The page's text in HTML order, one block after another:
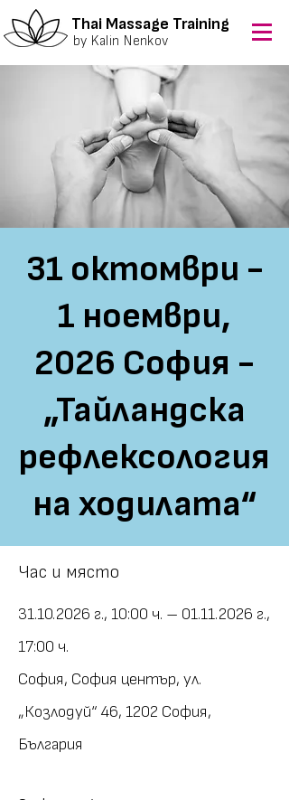
Thai Massage Training
by Kalin Nenkov
31 октомври -
1 ноември,
2026 София -
„Тайландска
рефлексология
на ходилата“
Час и място
31.10.2026 г., 10:00 ч. – 01.11.2026 г.,
17:00 ч.
София, София център, ул.
„Козлодуй“ 46, 1202 София,
България